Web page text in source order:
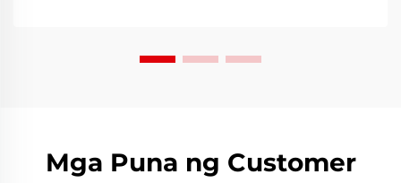
Mga Puna ng Customer